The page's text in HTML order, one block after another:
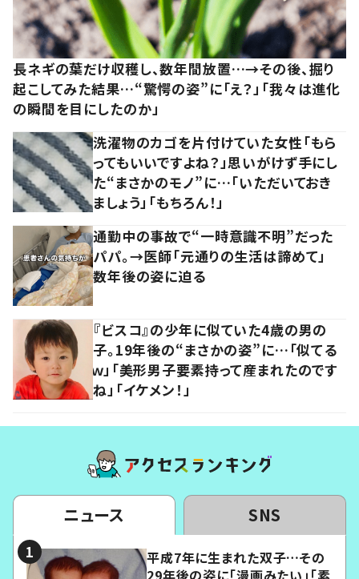
長ネギの葉だけ収穫し、数年間放置…→その後、掘り
起こしてみた結果…“驚愕の姿”に「え？」「我々は進化
の瞬間を目にしたのか」
洗濯物のカゴを片付けていた女性「もら
ってもいいですよね？」思いがけず手にし
た“まさかのモノ”に…「いただいておき
ましょう」「もちろん！」
通勤中の事故で“一時意識不明”だった
パパ。→医師「元通りの生活は諦めて」
数年後の姿に迫る
『ビスコ』の少年に似ていた4歳の男の
子。19年後の“まさかの姿”に…「似てる
ｗ」「美形男子要素持って産まれたのです
ね」「イケメン！」
ニュース SNS
平成7年に生まれた双子…その